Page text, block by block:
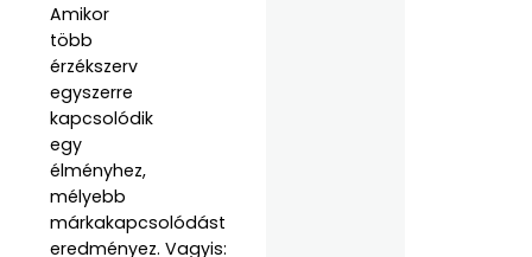
Amikor
több
érzékszerv
egyszerre
kapcsolódik
egy
élményhez,
mélyebb
márkakapcsolódást
eredményez. Vagyis: